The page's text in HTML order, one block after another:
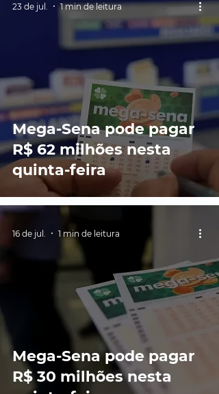
Mega-Sena pode pagar
R$ 62 milhões nesta
quinta-feira
23 de jul. 1 min de leitura
Mega-Sena pode pagar
R$ 30 milhões nesta
16 de jul. 1 min de leitura